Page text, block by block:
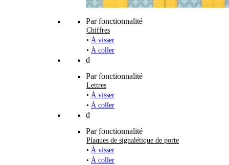
Par fonctionnalité
Chiffres
• À visser
• À coller
d
Par fonctionnalité
Lettres
• À visser
• À coller
d
Par fonctionnalité
Plaques de signalétique de porte
• À visser
• À coller